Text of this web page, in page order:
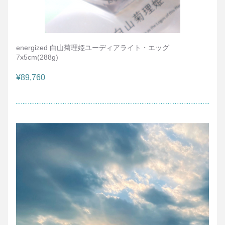
energized 白山菊理姫ユーディアライト・エッグ
7x5cm(288g)
¥89,760